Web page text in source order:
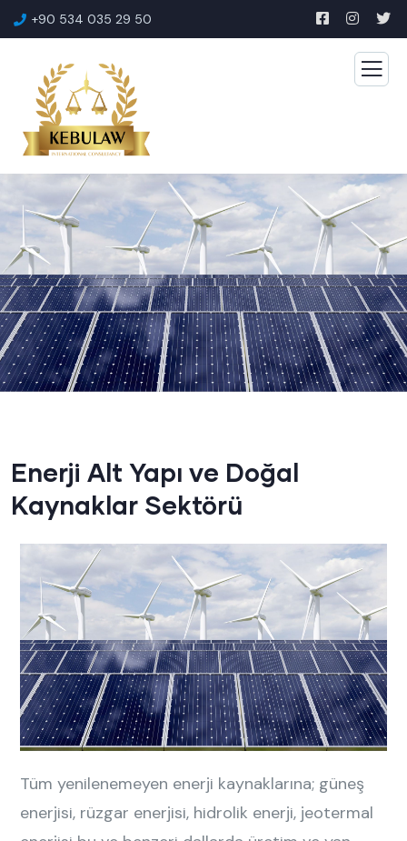
+90 534 035 29 50
Enerji Alt Yapı ve Doğal
Kaynaklar Sektörü
Tüm yenilenemeyen enerji kaynaklarına; güneş
enerjisi, rüzgar enerjisi, hidrolik enerji, jeotermal